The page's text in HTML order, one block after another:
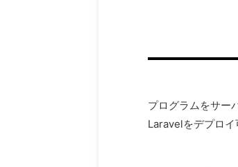
プログラムをサー
Laravelをデプロイ